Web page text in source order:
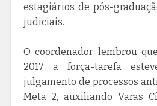
estagiários de pós-
judiciais.
O coordenador lembrou
2017 a força-tarefa
julgamento de processos
Meta 2, auxiliando Varas